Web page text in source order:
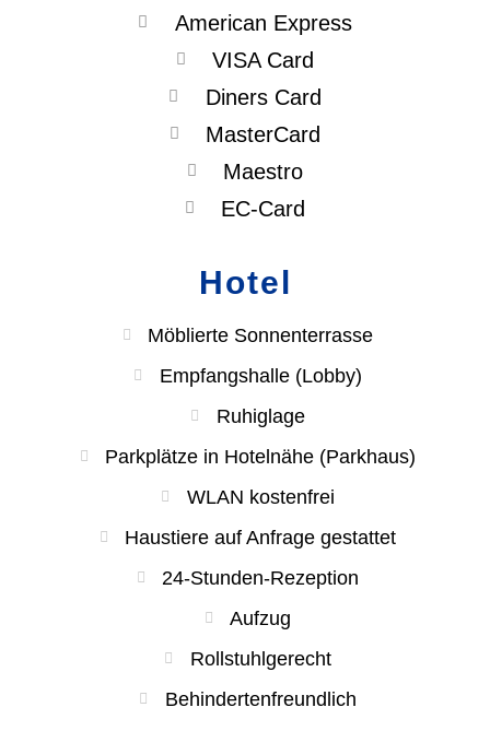
American Express
VISA Card
Diners Card
MasterCard
Maestro
EC-Card
Hotel
Möblierte Sonnenterrasse
Empfangshalle (Lobby)
Ruhiglage
Parkplätze in Hotelnähe (Parkhaus)
WLAN kostenfrei
Haustiere auf Anfrage gestattet
24-Stunden-Rezeption
Aufzug
Rollstuhlgerecht
Behindertenfreundlich